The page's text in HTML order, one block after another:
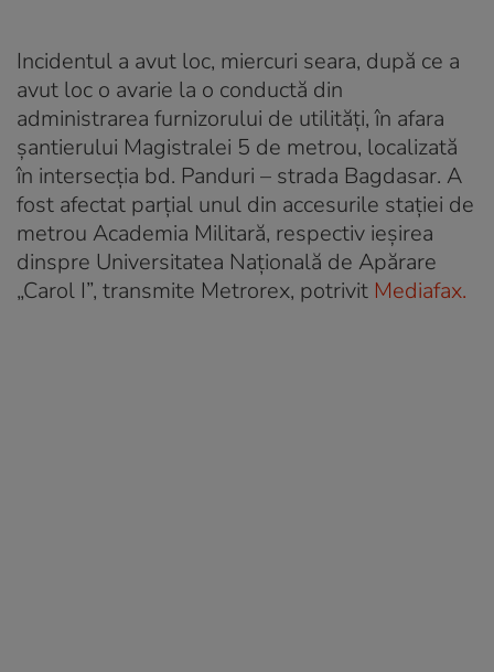
Incidentul a avut loc, miercuri seara, după ce a
avut loc o avarie la o conductă din
administrarea furnizorului de utilităţi, în afara
şantierului Magistralei 5 de metrou, localizată
în intersecţia bd. Panduri – strada Bagdasar. A
fost afectat parţial unul din accesurile staţiei de
metrou Academia Militară, respectiv ieşirea
dinspre Universitatea Naţională de Apărare
„Carol I”, transmite Metrorex, potrivit Mediafax.